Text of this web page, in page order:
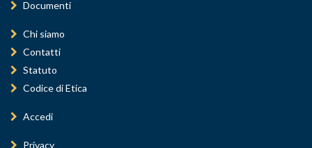
Documenti
Chi siamo
Contatti
Statuto
Codice di Etica
Accedi
Privacy